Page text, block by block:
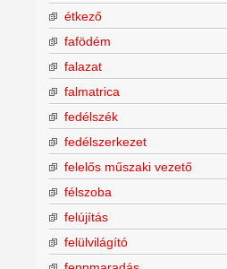
étkező
fafödém
falazat
falmatrica
fedélszék
fedélszerkezet
felelős műszaki vezető
félszoba
felújítás
felülvilágító